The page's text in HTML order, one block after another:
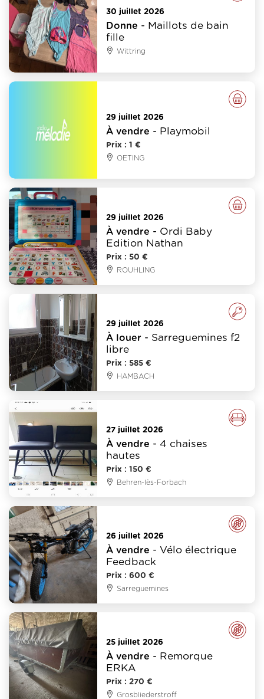
30 juillet 2026
Donne - Maillots de bain
fille
Wittring
29 juillet 2026
À vendre - Playmobil
Prix : 1 €
OETING
29 juillet 2026
À vendre - Ordi Baby
Edition Nathan
Prix : 50 €
ROUHLING
29 juillet 2026
À louer - Sarreguemines f2
libre
Prix : 585 €
HAMBACH
27 juillet 2026
À vendre - 4 chaises
hautes
Prix : 150 €
Behren-lès-Forbach
26 juillet 2026
À vendre - Vélo électrique
Feedback
Prix : 600 €
Sarreguemines
25 juillet 2026
À vendre - Remorque
ERKA
Prix : 270 €
Grosbliederstroff